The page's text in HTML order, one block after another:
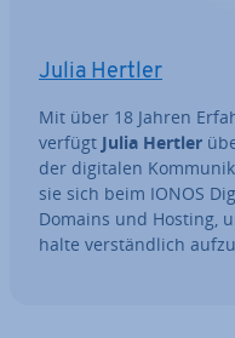
Julia Hertler
Mit über 18 Jahren
verfügt Julia Hertler
der digitalen
sie sich beim IONOS
Domains und Hosting,
hal­te ver­ständ­lich